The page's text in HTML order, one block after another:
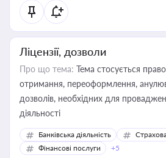
Ліцензії, дозволи
Про що тема: Тема стосується
отримання, переоформлення,
дозволів, необхідних для
діяльності
Банківська діяльність
Фінансові послуги
+5